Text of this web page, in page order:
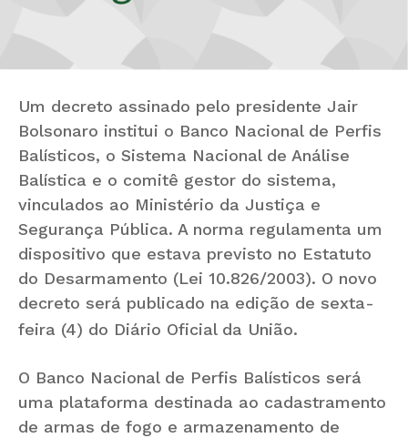
Um decreto assinado pelo presidente Jair
Bolsonaro institui o Banco Nacional de Perfis
Balísticos, o Sistema Nacional de Análise
Balística e o comitê gestor do sistema,
vinculados ao Ministério da Justiça e
Segurança Pública. A norma regulamenta um
dispositivo que estava previsto no Estatuto
do Desarmamento (Lei 10.826/2003). O novo
decreto será publicado na edição de sexta-
feira (4) do Diário Oficial da União.
O Banco Nacional de Perfis Balísticos será
uma plataforma destinada ao cadastramento
de armas de fogo e armazenamento de